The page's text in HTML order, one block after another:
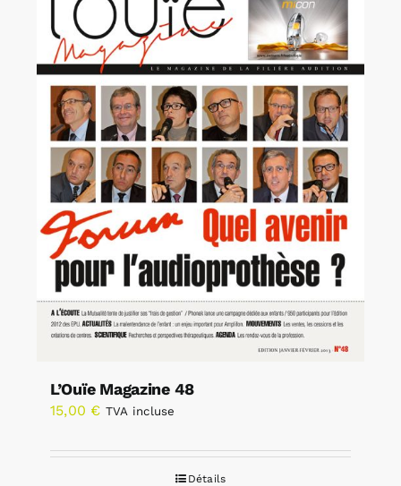
L’Ouïe Magazine 48
15,00 € TVA incluse
Détails